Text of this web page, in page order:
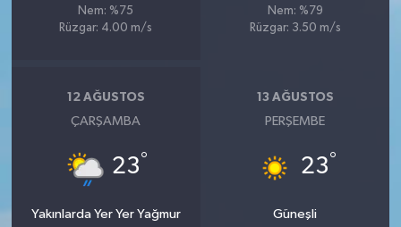
Nem: %75
Rüzgar: 4.00 m/s
Nem: %79
Rüzgar: 3.50 m/s
12 AĞUSTOS
ÇARŞAMBA
23°
Yakınlarda Yer Yer Yağmur
13 AĞUSTOS
PERŞEMBE
23°
Güneşli